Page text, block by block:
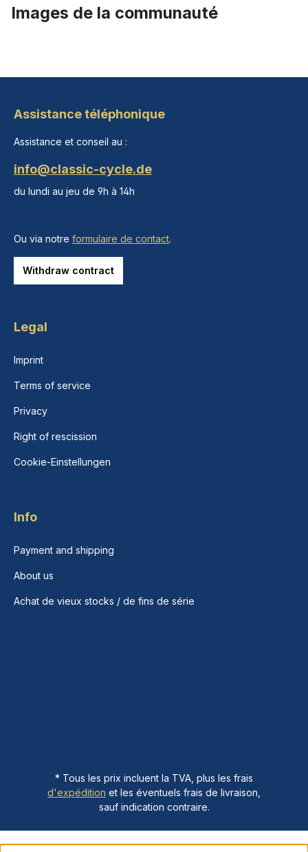
Images de la communauté
Assistance téléphonique
Assistance et conseil au :
info@classic-cycle.de
du lundi au jeu de 9h à 14h
Ou via notre formulaire de contact.
Withdraw contract
Legal
Imprint
Terms of service
Privacy
Right of rescission
Cookie-Einstellungen
Info
Payment and shipping
About us
Achat de vieux stocks / de fins de série
* Tous les prix incluent la TVA, plus les frais
d'expédition et les éventuels frais de livraison,
sauf indication contraire.